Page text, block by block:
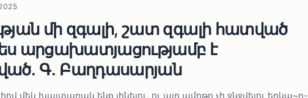
մի զգալի, շատ զգալի հատված
արցախատյացությամբ է
Գ․ Բաղդասարյան
մեկ խայտառակ ենք լինելու, ու այդ ամոթը չի ջնջվելու երկա~ր-